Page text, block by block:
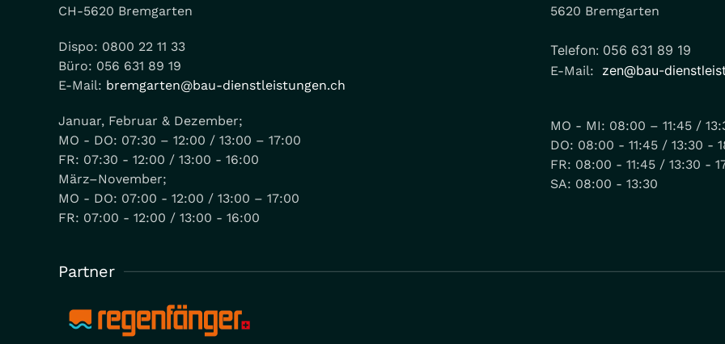
CH-5620 Bremgarten
Dispo: 0800 22 11 33
Büro: 056 631 89 19
E-Mail: bremgarten@bau-dienstleistungen.ch
Januar, Februar & Dezember;
MO - DO: 07:30 – 12:00 / 13:00 – 17:00
FR: 07:30 - 12:00 / 13:00 - 16:00
März–November;
MO - DO: 07:00 - 12:00 / 13:00 – 17:00
FR: 07:00 - 12:00 / 13:00 - 16:00
5620 Bremgarten
Telefon: 056 631 89 19
E-Mail: zen@bau-
MO - MI: 08:00 – 11:45 /
DO: 08:00 - 11:45 / 13:30 -
FR: 08:00 - 11:45 / 13:30 -
SA: 08:00 - 13:30
Partner